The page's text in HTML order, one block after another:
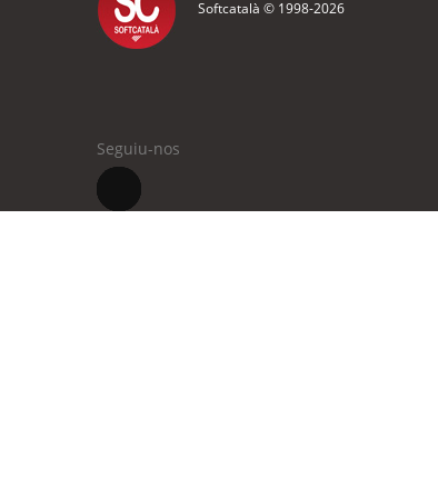
Softcatalà © 1998-2026
Seguiu-nos